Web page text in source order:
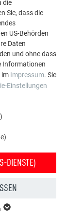
sowie die
kommt die
kleinen
R.16
DACHPLATTE R.16
die
Sie, dass die
US-Behörden
Daten
und ohne dass
Informationen
im Impressum. Sie
Einstellungen
DIENSTE)